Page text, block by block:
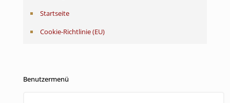
Startseite
Cookie-Richtlinie (EU)
Benutzermenü